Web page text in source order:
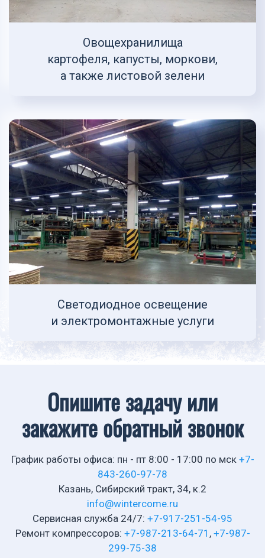
Овощехранилища
картофеля, капусты, моркови,
а также листовой зелени
Cветодиодное освещение
и электромонтажные услуги
Опишите задачу или
закажите обратный звонок
График работы офиса: пн - пт 8:00 - 17:00 по мск +7-
843-260-97-78
Казань, Сибирский тракт, 34, к.2
info@wintercome.ru
Cервисная служба 24/7: +7-917-251-54-95
Ремонт компрессоров: +7-987-213-64-71 , +7-987-
299-75-38